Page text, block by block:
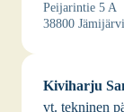
Pei­ja­rin­tie 5 A
38800 Jämi­jär­vi
Kivi­har­ju
vt. tek­ni­nen